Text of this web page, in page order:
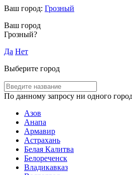
Ваш город: Грозный
Ваш город
Грозный?
Да Нет
Выберите город
По данному запросу ни одного
Азов
Анапа
Армавир
Астрахань
Белая Калитва
Белореченск
Владикавказ